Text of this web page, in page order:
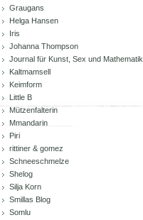
Graugans
Helga Hansen
Iris
Johanna Thompson
Journal für Kunst, Sex und Mathematik
Kaltmamsell
Keimform
Little B
Mützenfalterin
Mmandarin
Piri
rittiner & gomez
Schneeschmelze
Shelog
Silja Korn
Smillas Blog
Somlu